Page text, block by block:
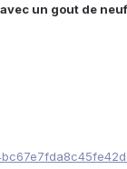
un gout de